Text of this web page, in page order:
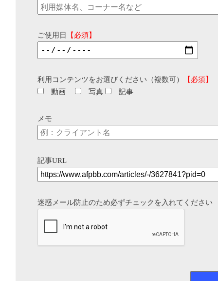
ご使用日 【必須】
利用コンテンツをお選びください（複数可）
【必須】
動画
写真 記事
メモ
記事URL
迷惑メール防止のため必ずチェックを入れてください